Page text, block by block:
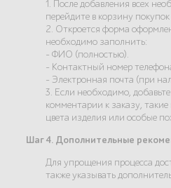
1. После добавления всех
перейдите в корзину
2. Откроется форма
необходимо заполнить:
- ФИО (полностью).
- Контактный номер
- Электронная почта (при
3. Если необходимо,
комментарии к заказу, такие
цвета изделия или особые
Шаг 4. Дополнительные
Для упрощения процесса
также указывать